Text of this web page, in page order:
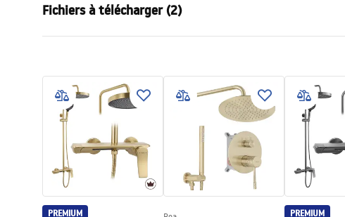
Couleur
Type de cabine de douche
d'angle
Mode d'ouverture
Montage
Sur le receveur ou
Hauteur (mm)
Sens de la cabine
Garantie
24 mois
Couche Easy Clean
Oui, des deux
Fichiers à télécharger (2)
Cabine de douche Molier FR.pdf shower
PREMIUM PREMIUM